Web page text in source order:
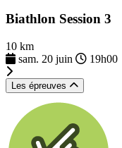
Biathlon Session 3
10 km
sam. 20 juin
19h00
Les épreuves